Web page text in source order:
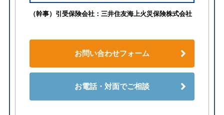
（幹事）引受保険会社：三井住友海上火災保険株式会社
お問い合わせフォーム
お電話・対面でご相談